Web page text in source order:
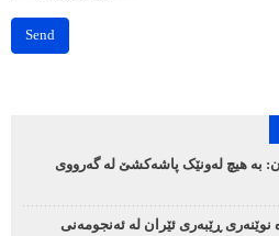
Send
بە هیچ لەونێک پاشەکشێ لە گەرووی
ڕێبەری ئێران لە ئەنجومەنی